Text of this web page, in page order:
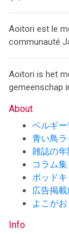
Aoitori est le
communauté
Aoitori is het
gemeenschap
About
ベルギ
青い鳥
雑誌の
コラム集
ポッドキ
広告掲
よこがお
Info